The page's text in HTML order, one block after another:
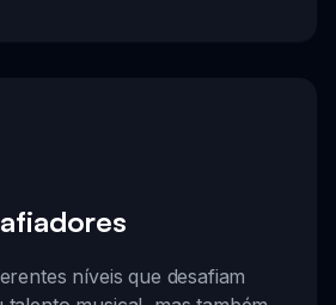
níveis que desafiam